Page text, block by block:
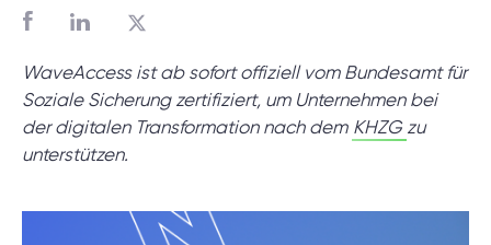
WaveAccess ist ab sofort offiziell vom Bundesamt für
Soziale Sicherung zertifiziert, um Unternehmen bei
der digitalen Transformation nach dem KHZG zu
unterstützen.
In einer Discovery-Session klären wir Ihre
Anforderungen, definieren Ziele und legen
das Fundament für ein erfolgreiches
DISCOVERY-SESSION STARTEN